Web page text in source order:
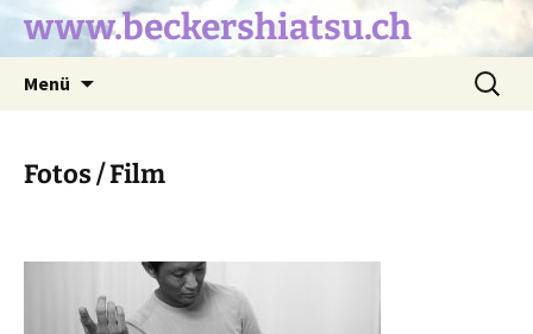
Inhaltwww.beckershiatsu.ch
Menü
Suche
nach:
Fotos / Film